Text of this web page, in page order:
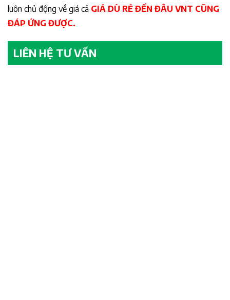
luôn chủ động về giá cả GIÁ DÙ RẺ ĐẾN ĐÂU VNT CŨNG
ĐÁP ỨNG ĐƯỢC.
LIÊN HỆ TƯ VẤN